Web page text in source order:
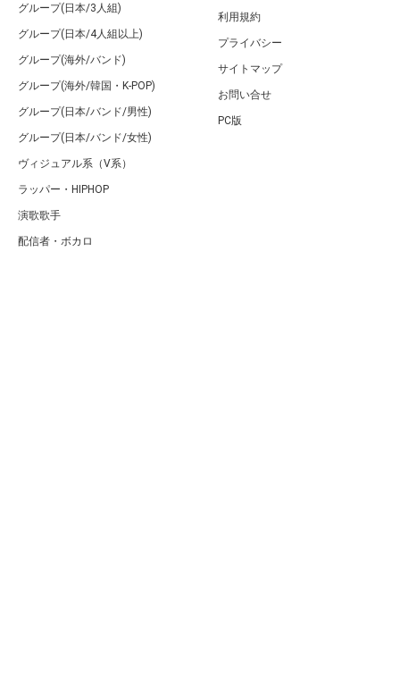
グループ(日本/3人組)
グループ(日本/4人組以上)
グループ(海外/バンド)
グループ(海外/韓国・K-POP)
グループ(日本/バンド/男性)
グループ(日本/バンド/女性)
ヴィジュアル系（V系）
ラッパー・HIPHOP
演歌歌手
配信者・ボカロ
利用規約
プライバシー
サイトマップ
お問い合せ
PC版